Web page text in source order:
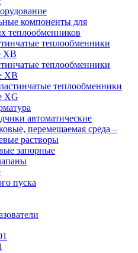
компоненты для
теплообменников
теплообменники
XB
теплообменники
ХВ
теплообменники
ХG
автоматические
перемещаемая среда –
растворы
запорные
пуска